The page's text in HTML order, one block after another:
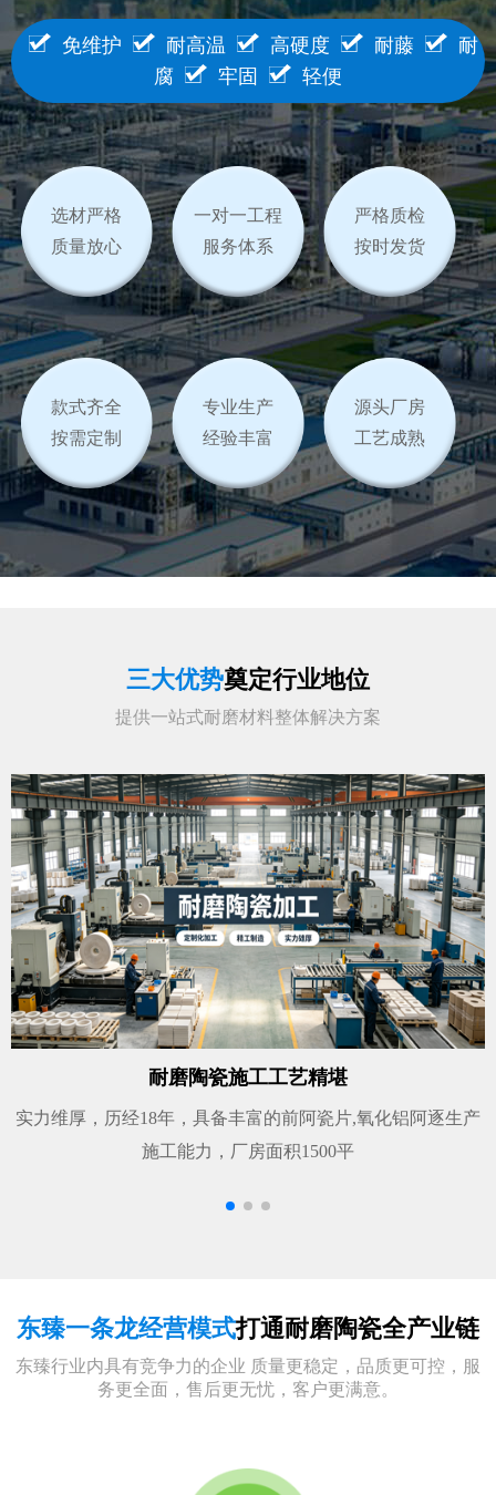
免维护 耐高温 高硬度 耐藤
耐
腐
牢固 轻便
选材严格
质量放心
一对一工程
服务体系
严格质检
按时发货
款式齐全
按需定制
专业生产
经验丰富
源头厂房
工艺成熟
三大优势奠定行业地位
提供一站式耐磨材料整体解决方案
耐磨陶瓷施工工艺精堪
实力维厚，历经18年，具备丰富的前阿瓷片,氧化铝阿逐生产
施工能力，厂房面积1500平
东臻一条龙经营模式打通耐磨陶瓷全产业链
东臻行业内具有竞争力的企业 质量更稳定，品质更可控，服
务更全面，售后更无忧，客户更满意。